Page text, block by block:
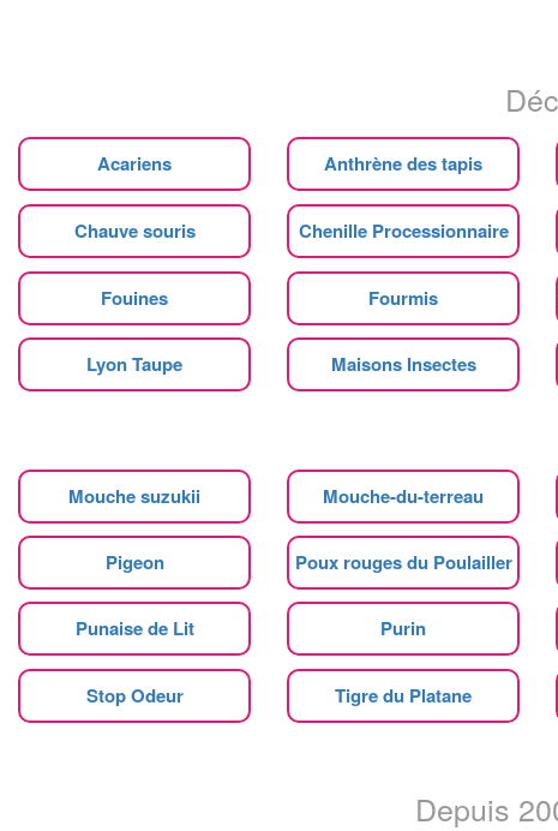
Acariens Anthrène des tapis
Chauve souris Chenille Processionnaire
Fouines Fourmis
Lyon Taupe Maisons Insectes
Mouche suzukii Mouche-du-terreau
Pigeon Poux rouges du Poulailler
Punaise de Lit Purin
Stop Odeur Tigre du Platane
Depuis